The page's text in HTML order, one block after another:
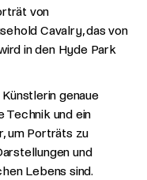
von
Cavalry, das von
in den Hyde Park
genaue
Technik und ein
um Porträts zu
und
Lebens sind.